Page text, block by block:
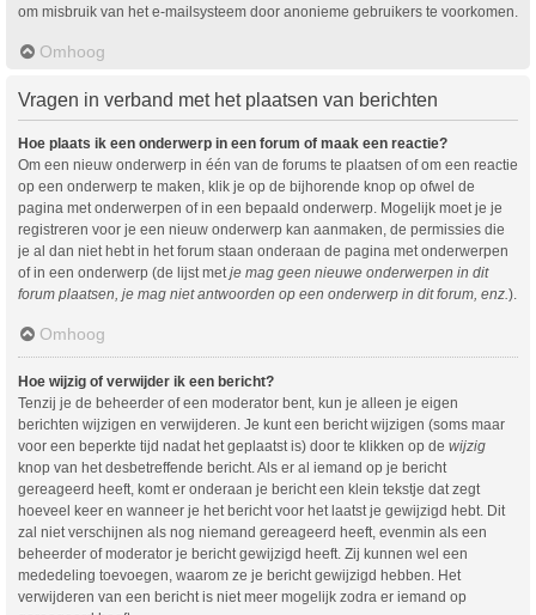
om misbruik van het e-mailsysteem door anonieme gebruikers te voorkomen.
Omhoog
Vragen in verband met het plaatsen van berichten
Hoe plaats ik een onderwerp in een forum of maak een reactie?
Om een nieuw onderwerp in één van de forums te plaatsen of om een reactie
op een onderwerp te maken, klik je op de bijhorende knop op ofwel de
pagina met onderwerpen of in een bepaald onderwerp. Mogelijk moet je je
registreren voor je een nieuw onderwerp kan aanmaken, de permissies die
je al dan niet hebt in het forum staan onderaan de pagina met onderwerpen
of in een onderwerp (de lijst met je mag geen nieuwe onderwerpen in dit
forum plaatsen, je mag niet antwoorden op een onderwerp in dit forum, enz. ).
Omhoog
Hoe wijzig of verwijder ik een bericht?
Tenzij je de beheerder of een moderator bent, kun je alleen je eigen
berichten wijzigen en verwijderen. Je kunt een bericht wijzigen (soms maar
voor een beperkte tijd nadat het geplaatst is) door te klikken op de wijzig
knop van het desbetreffende bericht. Als er al iemand op je bericht
gereageerd heeft, komt er onderaan je bericht een klein tekstje dat zegt
hoeveel keer en wanneer je het bericht voor het laatst je gewijzigd hebt. Dit
zal niet verschijnen als nog niemand gereageerd heeft, evenmin als een
beheerder of moderator je bericht gewijzigd heeft. Zij kunnen wel een
mededeling toevoegen, waarom ze je bericht gewijzigd hebben. Het
verwijderen van een bericht is niet meer mogelijk zodra er iemand op